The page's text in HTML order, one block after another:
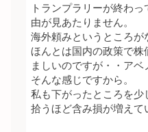
トランプラリーが終わ
由が見あたりません。
海外頼みというところが
ほんとは国内の政策で株
ましいのですが・・アベ
そんな感じですから。
私も下がったところを
拾うほど含み損が増えて